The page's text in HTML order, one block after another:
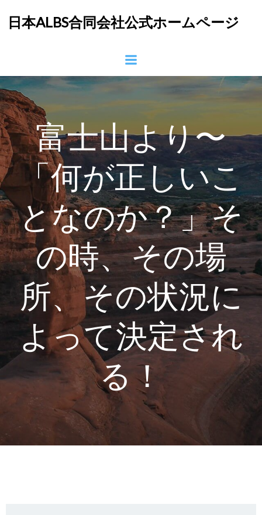
ン
ツ
へ
プ
日本ALBS合同会社公式ホームページ
富士山より〜
「何が正しいこ
となのか？」そ
の時、その場
所、その状況に
よって決定され
る！